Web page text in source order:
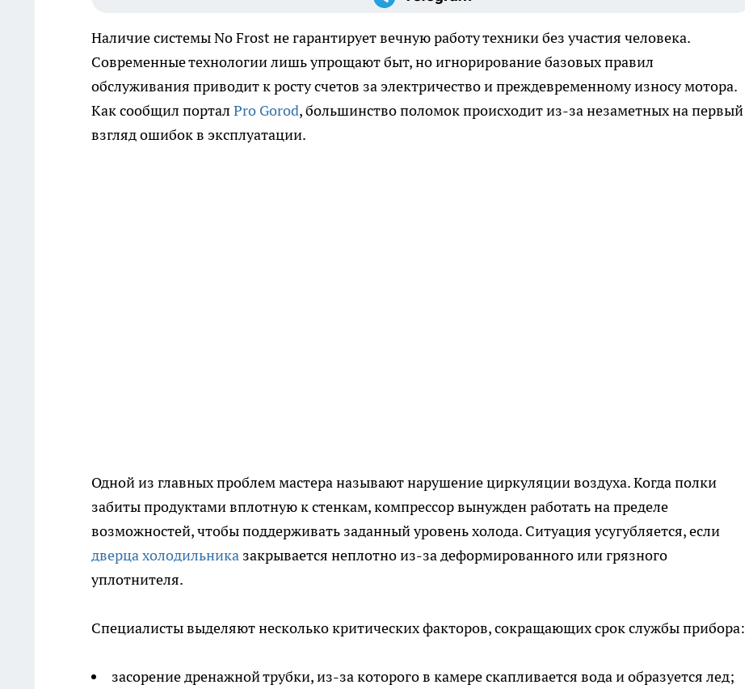
Наличие системы No Frost не гарантирует вечную работу техники без участия человека.
Современные технологии лишь упрощают быт, но игнорирование базовых правил
обслуживания приводит к росту счетов за электричество и преждевременному износу мотора.
Как сообщил портал Pro Gorod, большинство поломок происходит из-за незаметных на первый
взгляд ошибок в эксплуатации.
Одной из главных проблем мастера называют нарушение циркуляции воздуха. Когда полки
забиты продуктами вплотную к стенкам, компрессор вынужден работать на пределе
возможностей, чтобы поддерживать заданный уровень холода. Ситуация усугубляется, если
дверца холодильника закрывается неплотно из-за деформированного или грязного
уплотнителя.
Специалисты выделяют несколько критических факторов, сокращающих срок службы прибора:
засорение дренажной трубки, из-за которого в камере скапливается вода и образуется лед;